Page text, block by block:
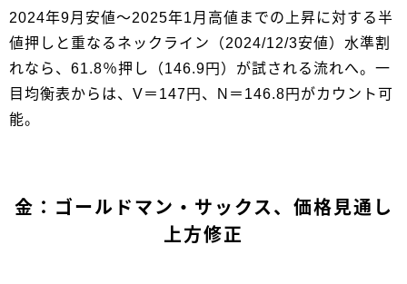
2024年9月安値～2025年1月高値までの上昇に対する半
値押しと重なるネックライン（2024/12/3安値）水準割
れなら、61.8％押し（146.9円）が試される流れへ。一
目均衡表からは、V＝147円、N＝146.8円がカウント可
能。
金：ゴールドマン・サックス、価格見通し
上方修正